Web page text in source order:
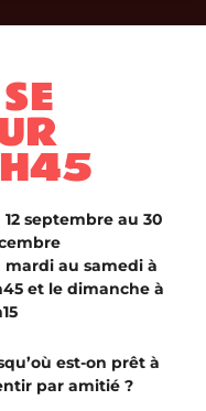
12 septembre au 30
mardi au samedi à
et le dimanche à
est-on prêt à
par amitié ?